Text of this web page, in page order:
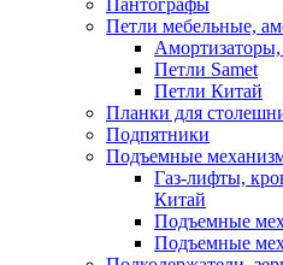
Пантографы
Петли мебельные,
Петли Samet
Петли Китай
Планки для
Подпятники
Подъемные
Газ-лифты,
Китай
Подъемные
Подъемные